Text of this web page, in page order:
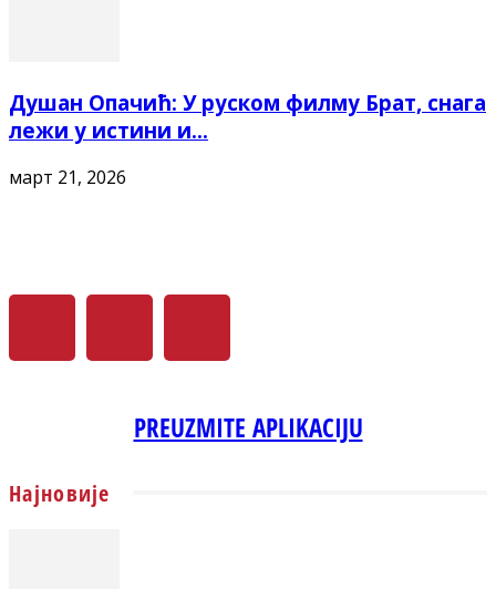
Душан Опачић: У руском филму Брат, снага
лежи у истини и...
март 21, 2026
PREUZMITE APLIKACIJU
Најновије